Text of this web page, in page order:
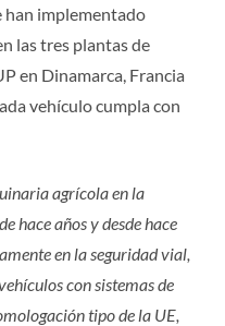
han implementado
las tres plantas de
en Dinamarca, Francia
vehículo cumpla con
agrícola en la
hace años y desde hace
en la seguridad vial,
con sistemas de
tipo de la UE,